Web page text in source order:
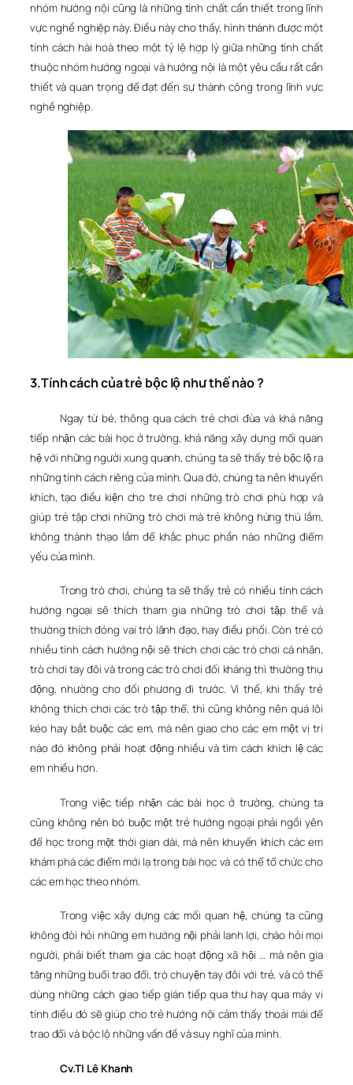
nhóm hướng nội cũng là những tính chất cần thiết trong lĩnh
vực nghề nghiệp này. Điều này cho thấy, hình thành được một
tính cách hài hoà theo một tỷ lệ hợp lý giữa những tính chất
thuộc nhóm hướng ngoại và hướng nội là một yêu cầu rất cần
thiết và quan trọng để đạt đến sự thành công trong lĩnh vực
nghề nghiệp.
3.Tính cách của trẻ bộc lộ như thế nào ?
Ngay từ bé, thông qua cách trẻ chơi đùa và khả năng
tiếp nhận các bài học ở trường, khả năng xây dựng mối quan
hệ với những người xung quanh, chúng ta sẽ thấy trẻ bộc lộ ra
những tính cách riêng của mình. Qua đó, chúng ta nên khuyến
khích, tạo điều kiện cho tre chơi những trò chơi phù hợp và
giúp trẻ tập chơi những trò chơi mà trẻ không hứng thú lắm,
không thành thạo lắm để khắc phục phần nào những điểm
yếu của mình.
Trong trò chơi, chúng ta sẽ thấy trẻ có nhiều tính cách
hướng ngoại sẽ thích tham gia những trò chơi tập thể và
thường thích đóng vai trò lãnh đạo, hay điều phối. Còn trẻ có
nhiều tính cách hướng nội sẽ thích chơi các trò chơi cá nhân,
trò chơi tay đôi và trong các trò chơi đối kháng thì thường thụ
động, nhường cho đối phương đi trước. Vì thế, khi thấy trẻ
không thích chơi các trò tập thể, thì cũng không nên quá lôi
kéo hay bắt buộc các em, mà nên giao cho các em một vị trí
nào đó không phải hoạt động nhiều và tìm cách khích lệ các
em nhiều hơn.
Trong việc tiếp nhận các bài học ở trường, chúng ta
cũng không nên bó buộc một trẻ hướng ngoại phải ngồi yên
để học trong một thời gian dài, mà nên khuyến khích các em
khám phá các điểm mới lạ trong bài học và có thể tổ chức cho
các em học theo nhóm.
Trong việc xây dựng các mối quan hệ, chúng ta cũng
không đòi hỏi những em hướng nội phải lanh lợi, chào hỏi mọi
người, phải biết tham gia các hoạt động xã hội … mà nên gia
tăng những buổi trao đổi, trò chuyện tay đôi với trẻ, và có thể
dùng những cách giao tiếp gián tiếp qua thư hay qua máy vi
tính điều đó sẽ giúp cho trẻ hướng nội cảm thấy thoải mái để
trao đổi và bộc lộ những vấn đề và suy nghĩ của mình.
Cv.Tl Lê Khanh